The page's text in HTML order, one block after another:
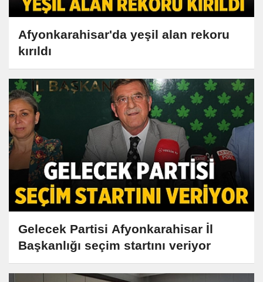
Afyonkarahisar'da yeşil alan rekoru
kırıldı
Gelecek Partisi Afyonkarahisar İl
Başkanlığı seçim startını veriyor